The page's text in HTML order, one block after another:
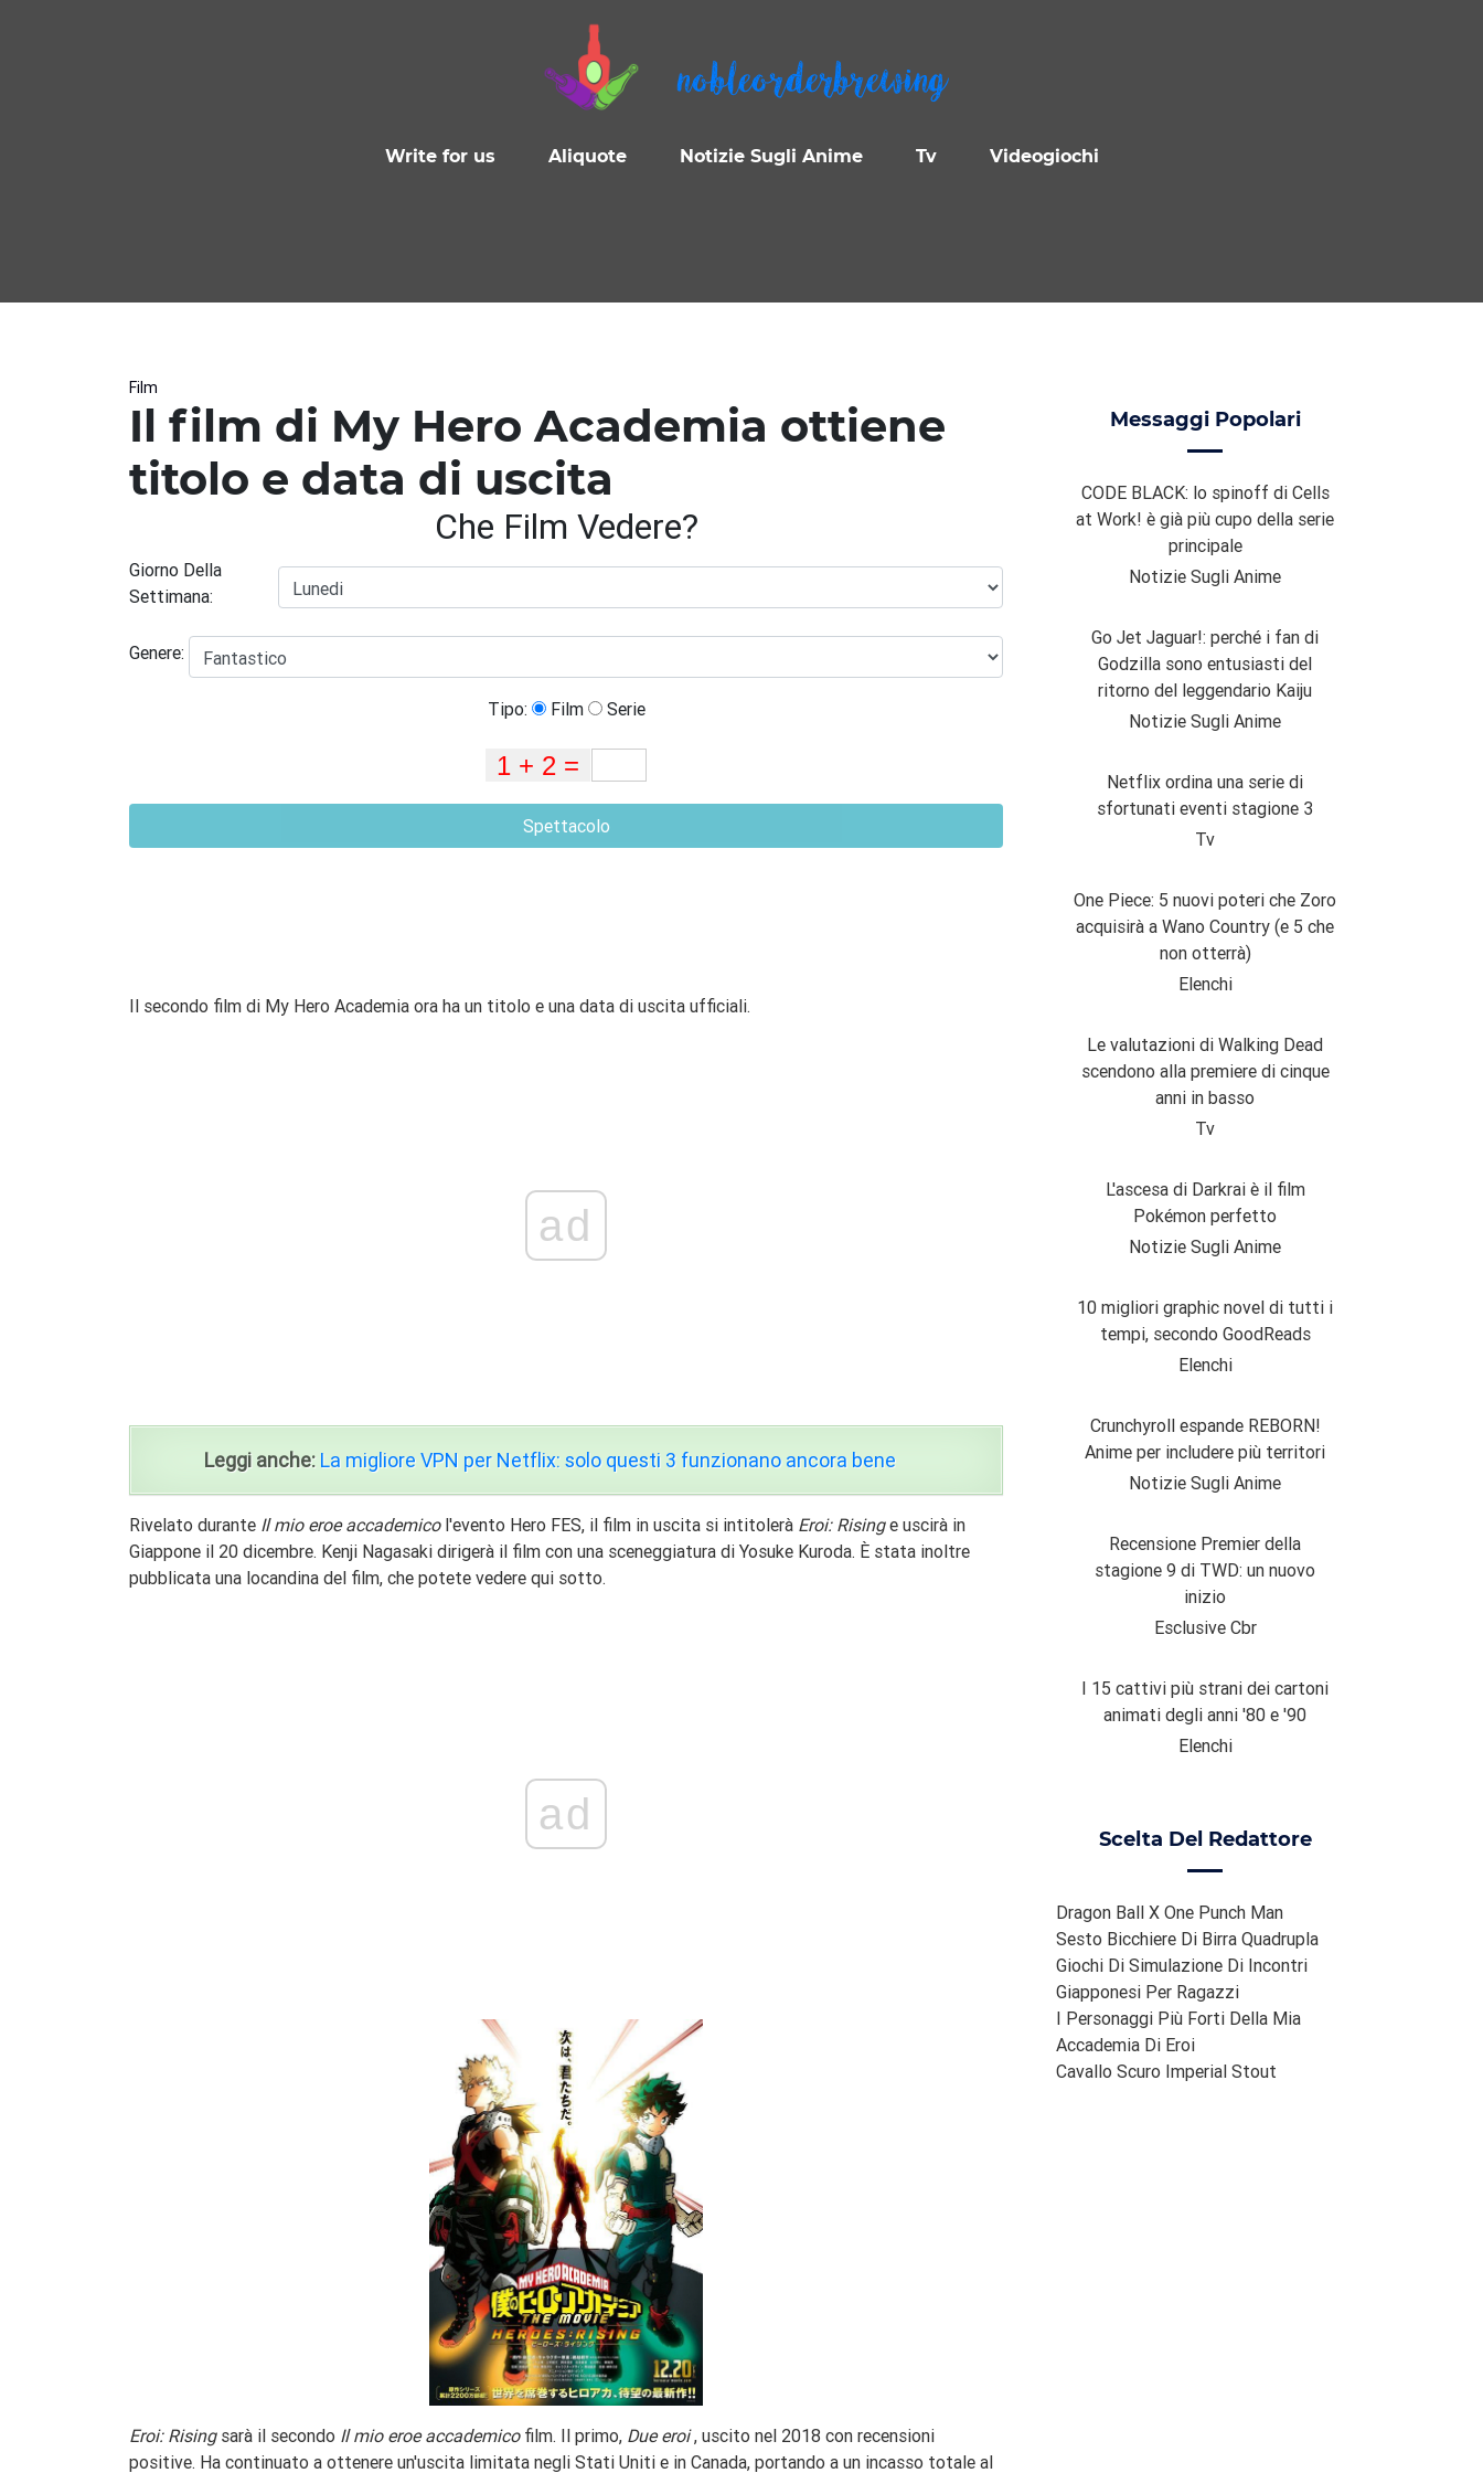
nobleorderbrewing
Write for us Aliquote Notizie Sugli Anime Tv Videogiochi
Film
Il film di My Hero Academia ottiene
titolo e data di uscita
Che Film Vedere?
Giorno Della
Settimana:
Genere:
Tipo: Film Serie
Spettacolo
Il secondo film di My Hero Academia ora ha un titolo e una data di uscita ufficiali.
ad
Leggi anche: La migliore VPN per Netflix: solo questi 3 funzionano ancora bene
Rivelato durante Il mio eroe accademicol'evento Hero FES, il film in uscita si intitolerà Eroi: Risinge uscirà in
Giappone il 20 dicembre. Kenji Nagasaki dirigerà il film con una sceneggiatura di Yosuke Kuroda. È stata inoltre
pubblicata una locandina del film, che potete vedere qui sotto.
ad
Eroi: Risingsarà il secondo Il mio eroe accademicofilm. Il primo, Due eroi, uscito nel 2018 con recensioni
positive. Ha continuato a ottenere un'uscita limitata negli Stati Uniti e in Canada, portando a un incasso totale al
Messaggi Popolari
CODE BLACK: lo spinoff di Cells
at Work! è già più cupo della serie
principale
Notizie Sugli Anime
Go Jet Jaguar!: perché i fan di
Godzilla sono entusiasti del
ritorno del leggendario Kaiju
Notizie Sugli Anime
Netflix ordina una serie di
sfortunati eventi stagione 3
Tv
One Piece: 5 nuovi poteri che Zoro
acquisirà a Wano Country (e 5 che
non otterrà)
Elenchi
Le valutazioni di Walking Dead
scendono alla premiere di cinque
anni in basso
Tv
L'ascesa di Darkrai è il film
Pokémon perfetto
Notizie Sugli Anime
10 migliori graphic novel di tutti i
tempi, secondo GoodReads
Elenchi
Crunchyroll espande REBORN!
Anime per includere più territori
Notizie Sugli Anime
Recensione Premier della
stagione 9 di TWD: un nuovo
inizio
Esclusive Cbr
I 15 cattivi più strani dei cartoni
animati degli anni '80 e '90
Elenchi
Scelta Del Redattore
Dragon Ball X One Punch Man
Sesto Bicchiere Di Birra Quadrupla
Giochi Di Simulazione Di Incontri
Giapponesi Per Ragazzi
I Personaggi Più Forti Della Mia
Accademia Di Eroi
Cavallo Scuro Imperial Stout